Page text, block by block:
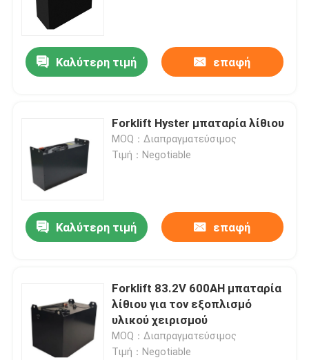
Καλύτερη τιμή επαφή
Forklift Hyster μπαταρία λίθιου
MOQ：Διαπραγματεύσιμος
Τιμή：Negotiable
Καλύτερη τιμή επαφή
Forklift 83.2V 600AH μπαταρία
λίθιου για τον εξοπλισμό
υλικού χειρισμού
MOQ：Διαπραγματεύσιμος
Τιμή：Negotiable